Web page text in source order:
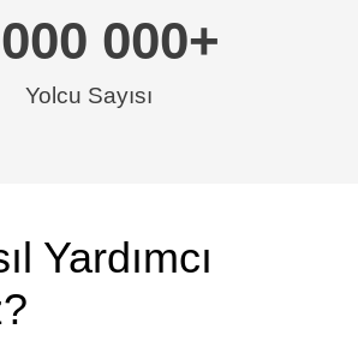
Yolcu Sayısı
000+
Yardımcı